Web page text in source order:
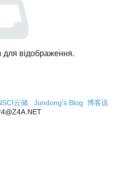
для відображення.
云储 Jundong's Blog 博客说